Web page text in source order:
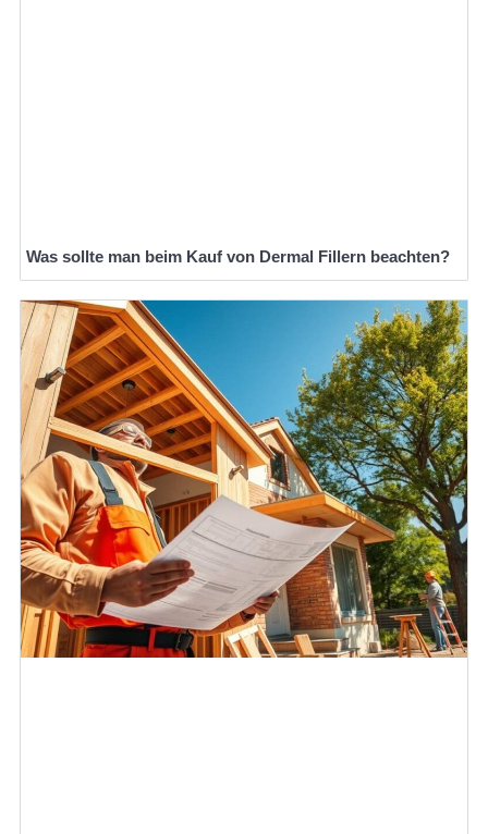
Was sollte man beim Kauf von Dermal Fillern beachten?